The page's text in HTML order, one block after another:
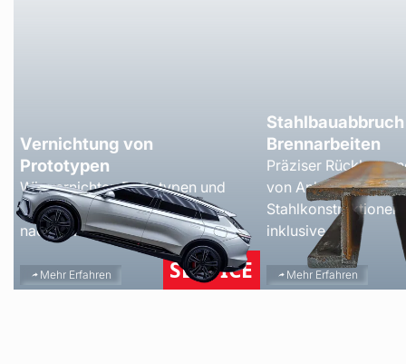
Vernichtung von
Prototypen
Wir vernichten Prototypen und
Vorserienfahrzeuge sicher,
nachvollziehbar und diskret
Mehr Erfahren SERVICE
Stahlbauabbruch
Brennarbeiten
Präziser Rückbau
von Anlagen und
inklusive.
Mehr Erfahren